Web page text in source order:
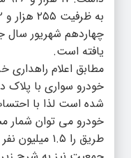
چهاردهم شهریور سال
یافته است.
خودرو سواری با پلاک
شده است لذا با
خودرو می توان شمار
طریق را ۱.۵ میلیون نفر تخمین زد.